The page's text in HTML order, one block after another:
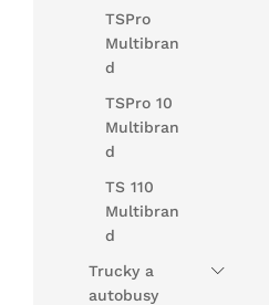
TSPro
Multibran
d
TSPro 10
Multibran
d
TS 110
Multibran
d
Trucky a
autobusy